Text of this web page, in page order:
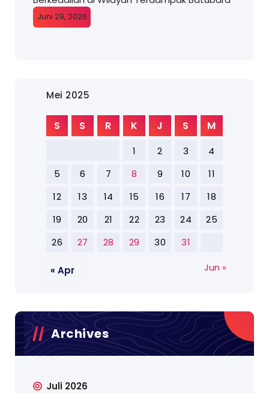
Juni 29, 2026
Mei 2025
S S R K J S M
1 2 3
4
5
6 7 8 9 10
11
12
13 14 15 16 17
18
19
20 21 22 23 24
25
26
27 28 29 30 31
« Apr Jun »
Archives
Juli 2026